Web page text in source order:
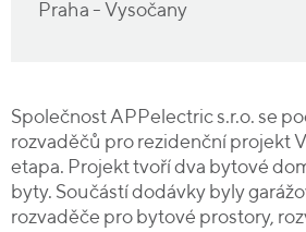
Praha - Vysočany
Společnost APPelectric s.r.o. se
rozvaděčů pro rezidenční projekt
etapa. Projekt tvoří dva bytové
byty. Součástí dodávky byly
rozvaděče pro bytové prostory,